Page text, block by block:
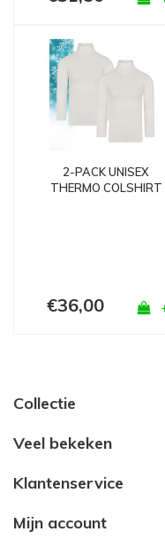
2-PACK UNISEX
THERMO COLSHIRT
€36,00
Collectie
Veel bekeken
Klantenservice
Mijn account